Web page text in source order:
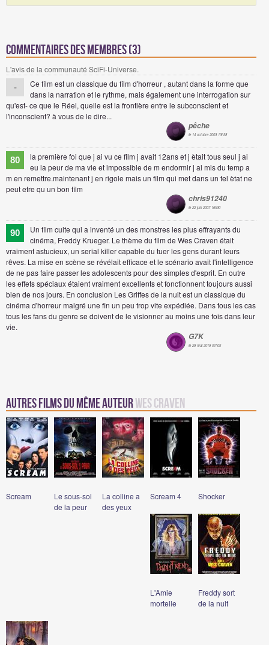
Commentaires des membres (3)
L'avis de la communauté SciFi-Universe.
-
Ce film est un classique du film d'horreur , autant dans la forme que
dans la narration et le rythme, mais également une interrogation sur
qu'est- ce que le Réel, quelle est la frontière entre le subconscient et
l'inconscient? à vous de le dire...
pêche
le 14 octobre 2003 13h38
80
la première foi que j ai vu ce film j avait 12ans et j ètait tous seul j ai
eu la peur de ma vie et impossible de m endormir j ai mis du temp a
m en remettre.maintenant j en rigole mais un film qui met dans un tel ètat ne
peut etre qu un bon film
chris91240
le 22 juin 2007 16h30
90
Un film culte qui a inventé un des monstres les plus effrayants du
cinéma, Freddy Krueger. Le thème du film de Wes Craven était
vraiment astucieux, un serial killer capable du tuer les gens durant leurs
rêves. La mise en scène se révélait efficace et le scénario avait l'intelligence
de ne pas faire passer les adolescents pour des simples d'esprit. En outre
les effets spéciaux étaient vraiment excellents et fonctionnent toujours aussi
bien de nos jours. En conclusion Les Griffes de la nuit est un classique du
cinéma d'horreur malgré une fin un peu trop vite expédiée. Dans tous les cas
tous les fans du genre se doivent de le visionner au moins une fois dans leur
vie.
G7K
le 29 mai 2019 01h05
Autres Films du même auteurWes Craven
Scream
Le sous-sol
de la peur
La colline a
des yeux
Scream 4 Shocker
L'Amie
mortelle
Freddy sort
de la nuit